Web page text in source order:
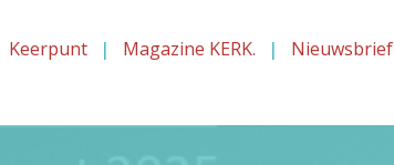
Keerpunt Magazine KERK.
Nieuwsbrief